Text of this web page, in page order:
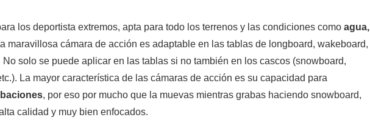
los deportista extremos, apta para todo los terrenos y las condiciones como agua,
maravillosa cámara de acción es adaptable en las tablas de longboard, wakeboard,
solo se puede aplicar en las tablas si no también en los cascos (snowboard,
La mayor característica de las cámaras de acción es su capacidad para
, por eso por mucho que la muevas mientras grabas haciendo snowboard,
calidad y muy bien enfocados.